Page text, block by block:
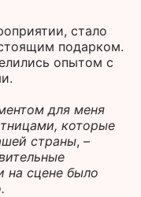
стало
подарком.
опытом с
для меня
которые
страны, –
на сцене было